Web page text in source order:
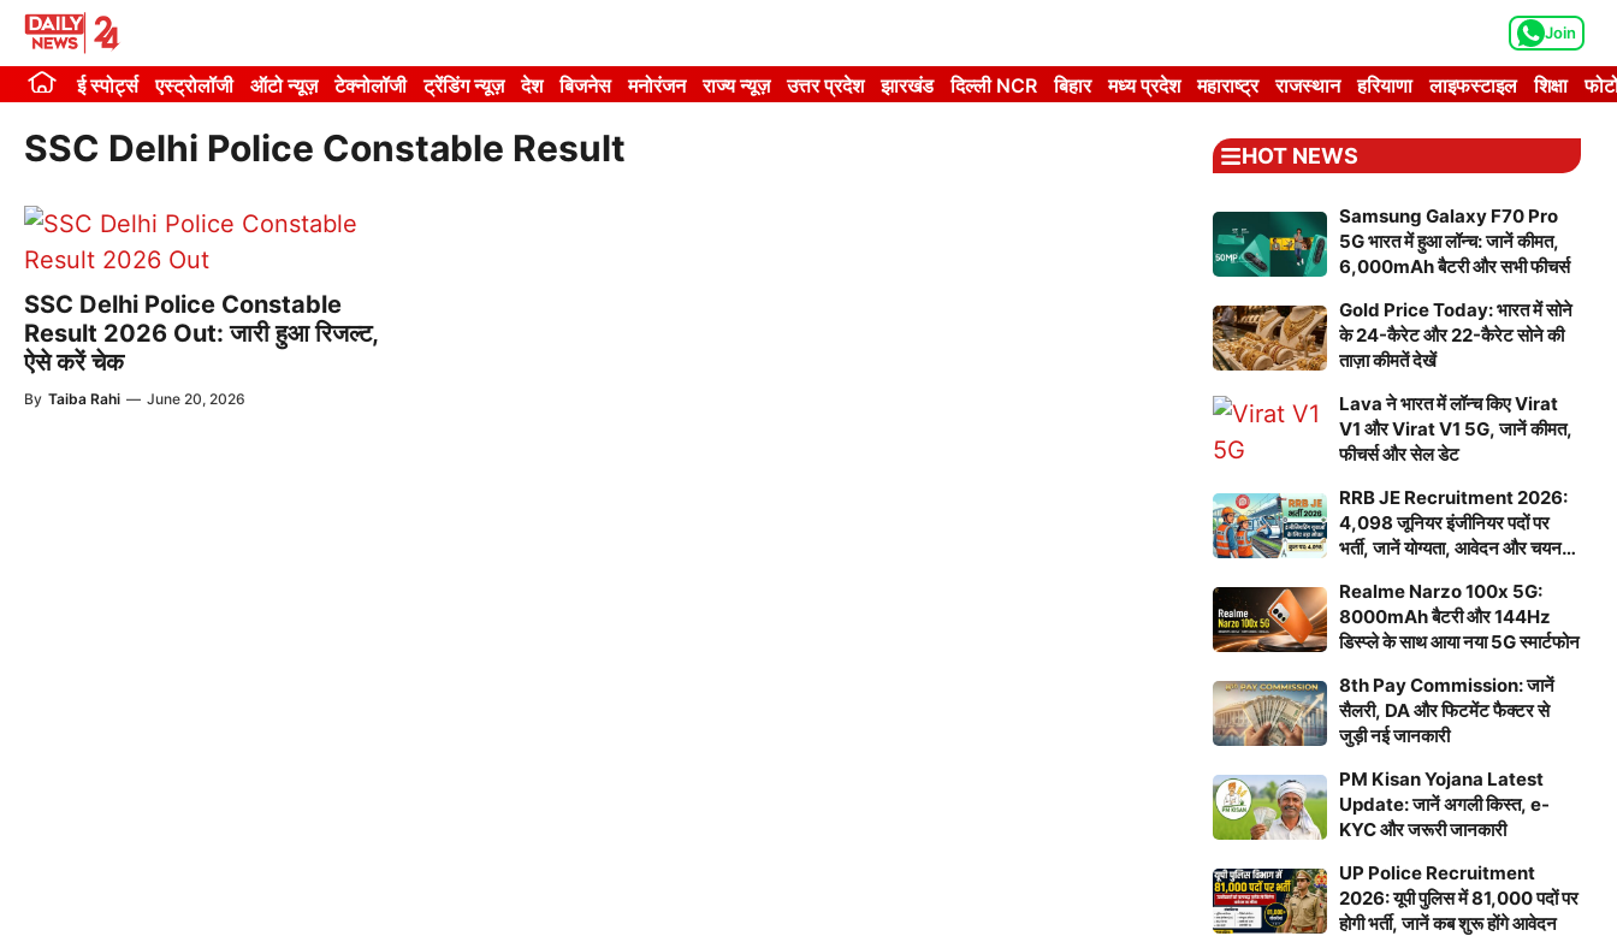
Skip
content
Join
ई स्पोर्ट्स एस्ट्रोलॉजी ऑटो न्यूज़ टेक्नोलॉजी ट्रेंडिंग न्यूज़ देश बिजनेस मनोरंजन राज्य न्यूज़ उत्तर प्रदेश झारखंड दिल्ली NCR बिहार मध्य प्रदेश महाराष्ट्र राजस्थान हरियाणा लाइफस्टाइल शिक्षा
SSC Delhi Police Constable Result
SSC Delhi Police Constable
Result 2026 Out: जारी हुआ रिजल्ट,
ऐसे करें चेक
By Taiba Rahi — June 20, 2026
HOT NEWS
Samsung Galaxy F70 Pro
5G भारत में हुआ लॉन्च: जानें कीमत,
6,000mAh बैटरी और सभी फीचर्स
Gold Price Today: भारत में सोने
के 24-कैरेट और 22-कैरेट सोने की
ताज़ा कीमतें देखें
Lava ने भारत में लॉन्च किए Virat
V1 और Virat V1 5G, जानें कीमत,
फीचर्स और सेल डेट
RRB JE Recruitment 2026:
4,098 जूनियर इंजीनियर पदों पर
भर्ती, जानें योग्यता, आवेदन और चयन
Realme Narzo 100x 5G:
8000mAh बैटरी और 144Hz
डिस्प्ले के साथ आया नया 5G स्मार्टफोन
8th Pay Commission: जानें
सैलरी, DA और फिटमेंट फैक्टर से
जुड़ी नई जानकारी
PM Kisan Yojana Latest
Update: जानें अगली किस्त, e-
KYC और जरूरी जानकारी
UP Police Recruitment
2026: यूपी पुलिस में 81,000 पदों पर
होगी भर्ती, जानें कब शुरू होंगे आवेदन